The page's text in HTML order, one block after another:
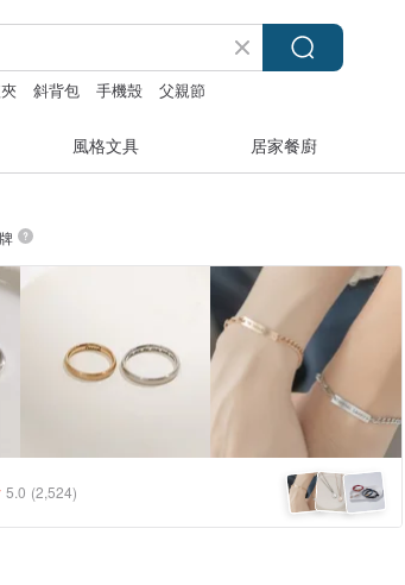
斜背包 手機殼 父親節
風格文具 居家餐廚
5.0 (2,524)